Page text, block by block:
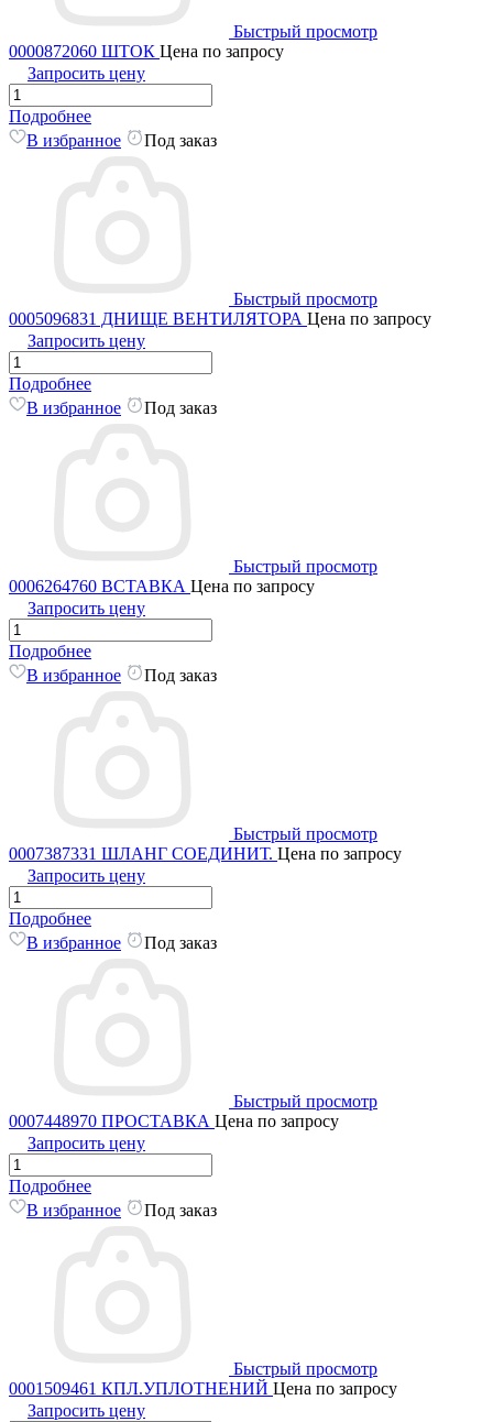
Быстрый просмотр
0000872060 ШТОК Цена по запросу
Запросить цену
Подробнее
В избранное
Под заказ
Быстрый просмотр
0005096831 ДНИЩЕ ВЕНТИЛЯТОРА Цена по запросу
Запросить цену
Подробнее
В избранное
Под заказ
Быстрый просмотр
0006264760 ВСТАВКА Цена по запросу
Запросить цену
Подробнее
В избранное
Под заказ
Быстрый просмотр
0007387331 ШЛАНГ СОЕДИНИТ. Цена по запросу
Запросить цену
Подробнее
В избранное
Под заказ
Быстрый просмотр
0007448970 ПРОСТАВКА Цена по запросу
Запросить цену
Подробнее
В избранное
Под заказ
Быстрый просмотр
0001509461 КПЛ.УПЛОТНЕНИЙ Цена по запросу
Запросить цену